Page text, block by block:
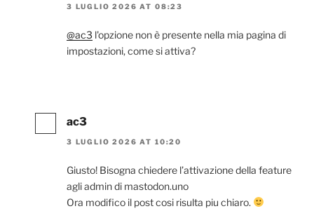
3 LUGLIO 2026 AT 08:23
@ac3 l'opzione non è presente nella mia pagina di
impostazioni, come si attiva?
ac3
3 LUGLIO 2026 AT 10:20
Giusto! Bisogna chiedere l’attivazione della feature
agli admin di mastodon.uno
Ora modifico il post cosi risulta piu chiaro.